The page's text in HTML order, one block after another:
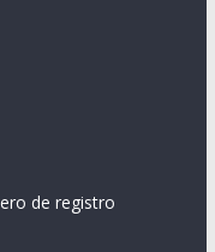
de registro